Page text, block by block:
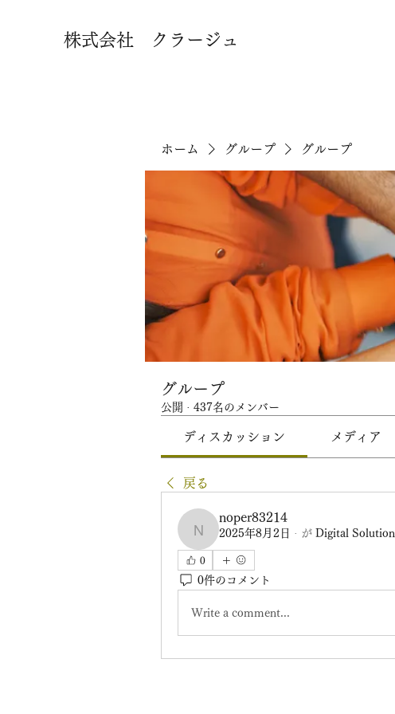
株式会社 クラージュ
ホーム グループ グループ
グループ
公開 · 437名のメンバー
ディスカッション メディア
戻る
noper83214
noper83214
2025年8月2日 · が Digital Solution
0
0件のコメント
Write a comment...